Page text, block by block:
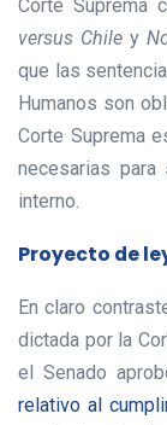
Corte Suprema
versus Chile y
que las
Humanos son
Corte Suprema
necesarias
interno.
Proyecto de
En claro
dictada por la
el Senado
relativo al